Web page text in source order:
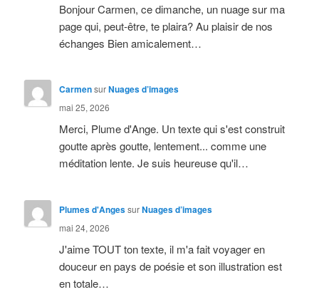
Bonjour Carmen, ce dimanche, un nuage sur ma
page qui, peut-être, te plaira? Au plaisir de nos
échanges Bien amicalement…
CarmensurNuages d’images
mai 25, 2026
Merci, Plume d'Ange. Un texte qui s'est construit
goutte après goutte, lentement... comme une
méditation lente. Je suis heureuse qu'il…
Plumes d'AngessurNuages d’images
mai 24, 2026
J'aime TOUT ton texte, il m'a fait voyager en
douceur en pays de poésie et son illustration est
en totale…